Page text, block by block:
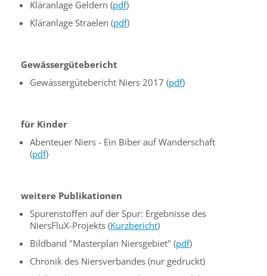
Kläranlage Geldern (pdf)
Kläranlage Straelen (pdf)
Gewässergütebericht
Gewässergütebericht Niers 2017 (pdf)
für Kinder
Abenteuer Niers - Ein Biber auf Wanderschaft
(pdf)
weitere Publikationen
Spurenstoffen auf der Spur: Ergebnisse des
NiersFluX-Projekts (Kurzbericht)
Bildband "Masterplan Niersgebiet" (pdf)
Chronik des Niersverbandes (nur gedruckt)